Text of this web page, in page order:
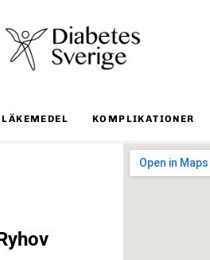
LÄKEMEDEL KOMPLIKATIONER